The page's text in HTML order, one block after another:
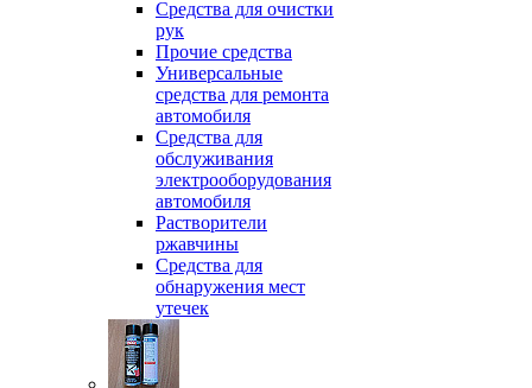
Средства для очистки
рук
Прочие средства
Универсальные
средства для ремонта
автомобиля
Средства для
обслуживания
электрооборудования
автомобиля
Растворители
ржавчины
Средства для
обнаружения мест
утечек